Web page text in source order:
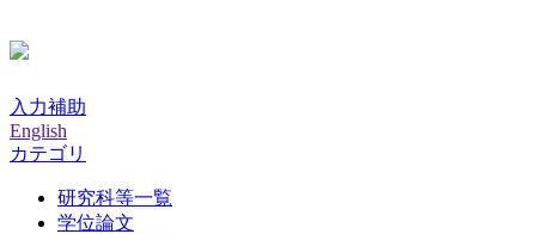
入力補助
English
カテゴリ
研究科等一覧
学位論文